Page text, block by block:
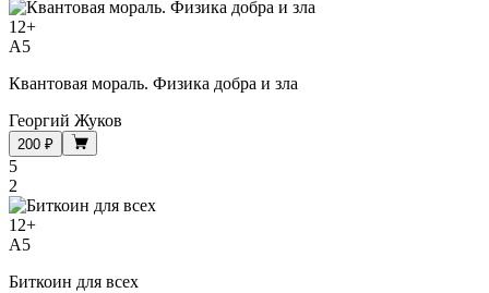
12+
A5
Квантовая мораль. Физика добра и зла
Георгий Жуков
200 ₽
5
2
12+
A5
Биткоин для всех